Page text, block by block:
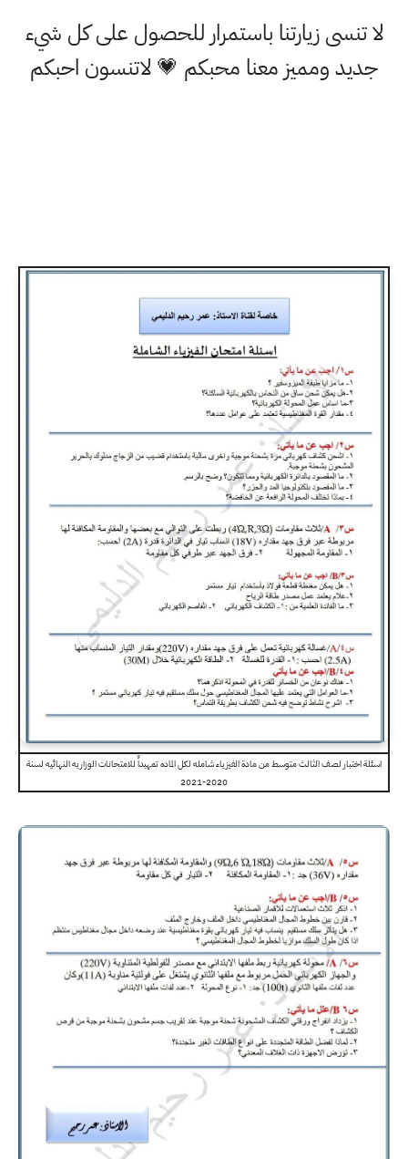
لا تنسى زيارتنا باستمرار للحصول على كل شيء
جديد ومميز معنا محبكم 💗 لاتنسون احبكم
اسئلة اختبار لصف الثالث متوسط من مادة الفيزياء شامله لكل الماده تمهيداً للامتحانات الوزاريه النهائيه لسنة
2020-2021